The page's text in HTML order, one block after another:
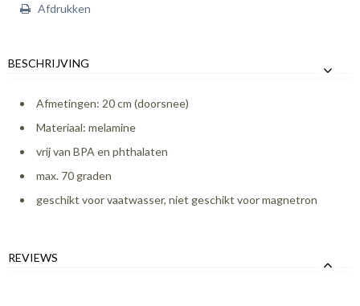
Afdrukken
BESCHRIJVING
Afmetingen: 20 cm (doorsnee)
Materiaal: melamine
vrij van BPA en phthalaten
max. 70 graden
geschikt voor vaatwasser, niet geschikt voor magnetron
REVIEWS